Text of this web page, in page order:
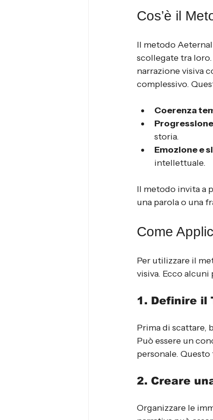
Cos’è il
Il metodo Aeternal
scollegate tra
narrazione visiva
complessivo.
Coerenza
storia.
Emozione e
intellettuale.
Il metodo invita a
una parola o una
Come
Per utilizzare il
visiva. Ecco alcuni
1. Definire il
Prima di scattare,
Può essere un
personale.
2. Creare
Organizzare le